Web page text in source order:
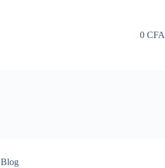
Panier
0 CFA
Blog